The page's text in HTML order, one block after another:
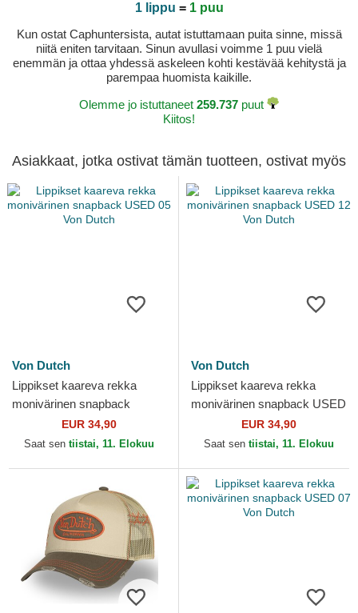
1 lippu = 1 puu
Kun ostat Caphuntersista, autat istuttamaan puita sinne, missä
niitä eniten tarvitaan. Sinun avullasi voimme 1 puu vielä
enemmän ja ottaa yhdessä askeleen kohti kestävää kehitystä ja
parempaa huomista kaikille.
Olemme jo istuttaneet 259.737 puut
Kiitos!
Asiakkaat, jotka ostivat tämän tuotteen, ostivat myös
Von Dutch
Lippikset kaareva rekka
monivärinen snapback
USED 05 Von Dutch
EUR 34,90
Saat sen tiistai, 11. Elokuu
Von Dutch
Lippikset kaareva rekka
monivärinen snapback USED
12 Von DutchEUR 34,90
Saat sen tiistai, 11. Elokuu